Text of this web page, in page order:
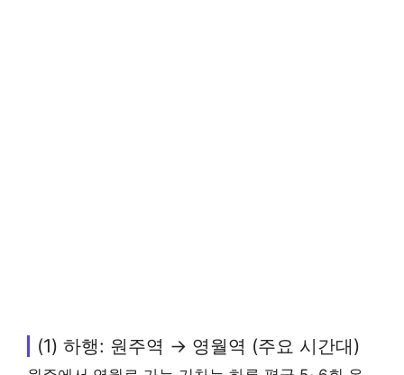
(1) 하행: 원주역 → 영월역 (주요 시간대)